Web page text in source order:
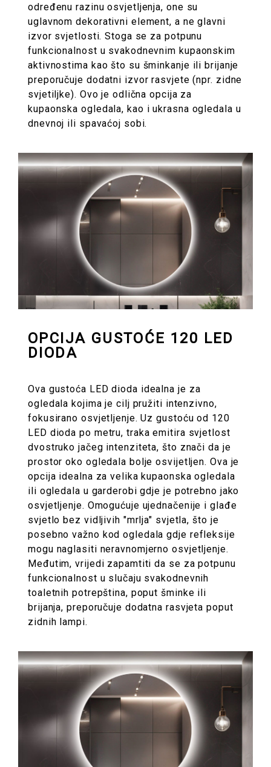
određenu razinu osvjetljenja, one su
uglavnom dekorativni element, a ne glavni
izvor svjetlosti. Stoga se za potpunu
funkcionalnost u svakodnevnim kupaonskim
aktivnostima kao što su šminkanje ili brijanje
preporučuje dodatni izvor rasvjete (npr. zidne
svjetiljke). Ovo je odlična opcija za
kupaonska ogledala, kao i ukrasna ogledala u
dnevnoj ili spavaćoj sobi.
OPCIJA GUSTOĆE 120 LED
DIODA
Ova gustoća LED dioda idealna je za
ogledala kojima je cilj pružiti intenzivno,
fokusirano osvjetljenje. Uz gustoću od 120
LED dioda po metru, traka emitira svjetlost
dvostruko jačeg intenziteta, što znači da je
prostor oko ogledala bolje osvijetljen. Ova je
opcija idealna za velika kupaonska ogledala
ili ogledala u garderobi gdje je potrebno jako
osvjetljenje. Omogućuje ujednačenije i glađe
svjetlo bez vidljivih "mrlja" svjetla, što je
posebno važno kod ogledala gdje refleksije
mogu naglasiti neravnomjerno osvjetljenje.
Međutim, vrijedi zapamtiti da se za potpunu
funkcionalnost u slučaju svakodnevnih
toaletnih potrepština, poput šminke ili
brijanja, preporučuje dodatna rasvjeta poput
zidnih lampi.